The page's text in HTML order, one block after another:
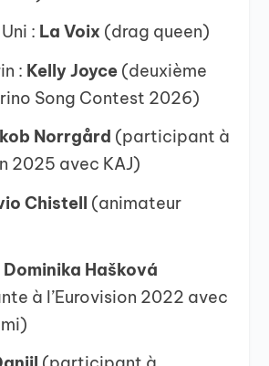
: La Voix (drag queen)
: Kelly Joyce(deuxième
Song Contest 2026)
Norrgård (participant à
2025 avec KAJ)
Chistell (animateur
Dominika Hašková
à l’Eurovision 2022 avec